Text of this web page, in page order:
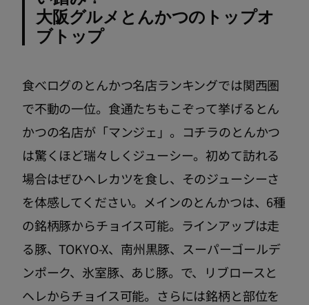
大阪グルメとんかつのトップオ
ブトップ
食べログのとんかつ名店ランキングでは関西圏
で不動の一位。食通たちもこぞって挙げるとん
かつの名店が「マンジェ」。コチラのとんかつ
は驚くほど瑞々しくジューシー。初めて訪れる
場合はぜひヘレカツを食し、そのジューシーさ
を体感してください。メインのとんかつは、6種
の銘柄豚からチョイス可能。ラインアップは走
る豚、TOKYO-X、南州黒豚、スーパーゴールデ
ンポーク、氷室豚、あじ豚。で、リブロースと
ヘレからチョイス可能。さらには銘柄と部位を